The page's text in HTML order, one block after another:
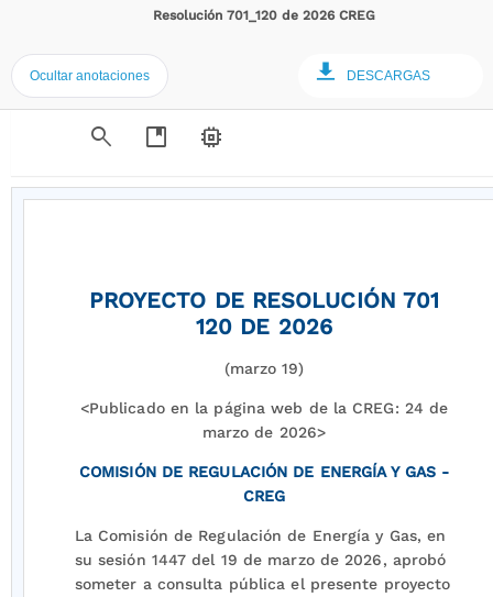
Resolución 701_120 de 2026 CREG
Ocultar anotaciones DESCARGAS
search developer_guide memory
PROYECTO DE RESOLUCIÓN 701
120 DE 2026
(marzo 19)
<Publicado en la página web de la CREG: 24 de
marzo de 2026>
COMISIÓN DE REGULACIÓN DE ENERGÍA Y GAS -
CREG
La Comisión de Regulación de Energía y Gas, en
su sesión 1447 del 19 de marzo de 2026, aprobó
someter a consulta pública el presente proyecto